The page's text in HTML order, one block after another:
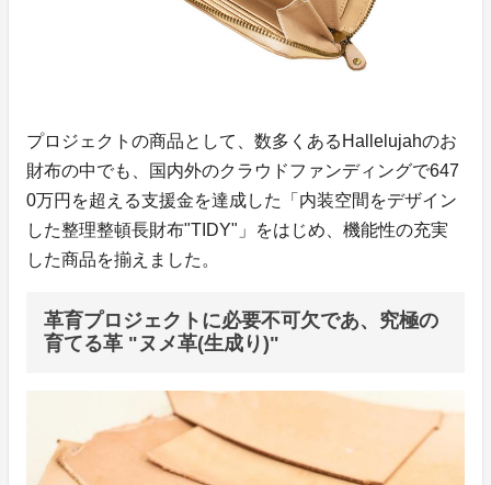
プロジェクトの商品として、数多くあるHallelujahのお
財布の中でも、国内外のクラウドファンディングで647
0万円を超える支援金を達成した「内装空間をデザイン
した整理整頓長財布"TIDY"」をはじめ、機能性の充実
した商品を揃えました。
革育プロジェクトに必要不可欠であ、究極の
育てる革 "ヌメ革(生成り)"